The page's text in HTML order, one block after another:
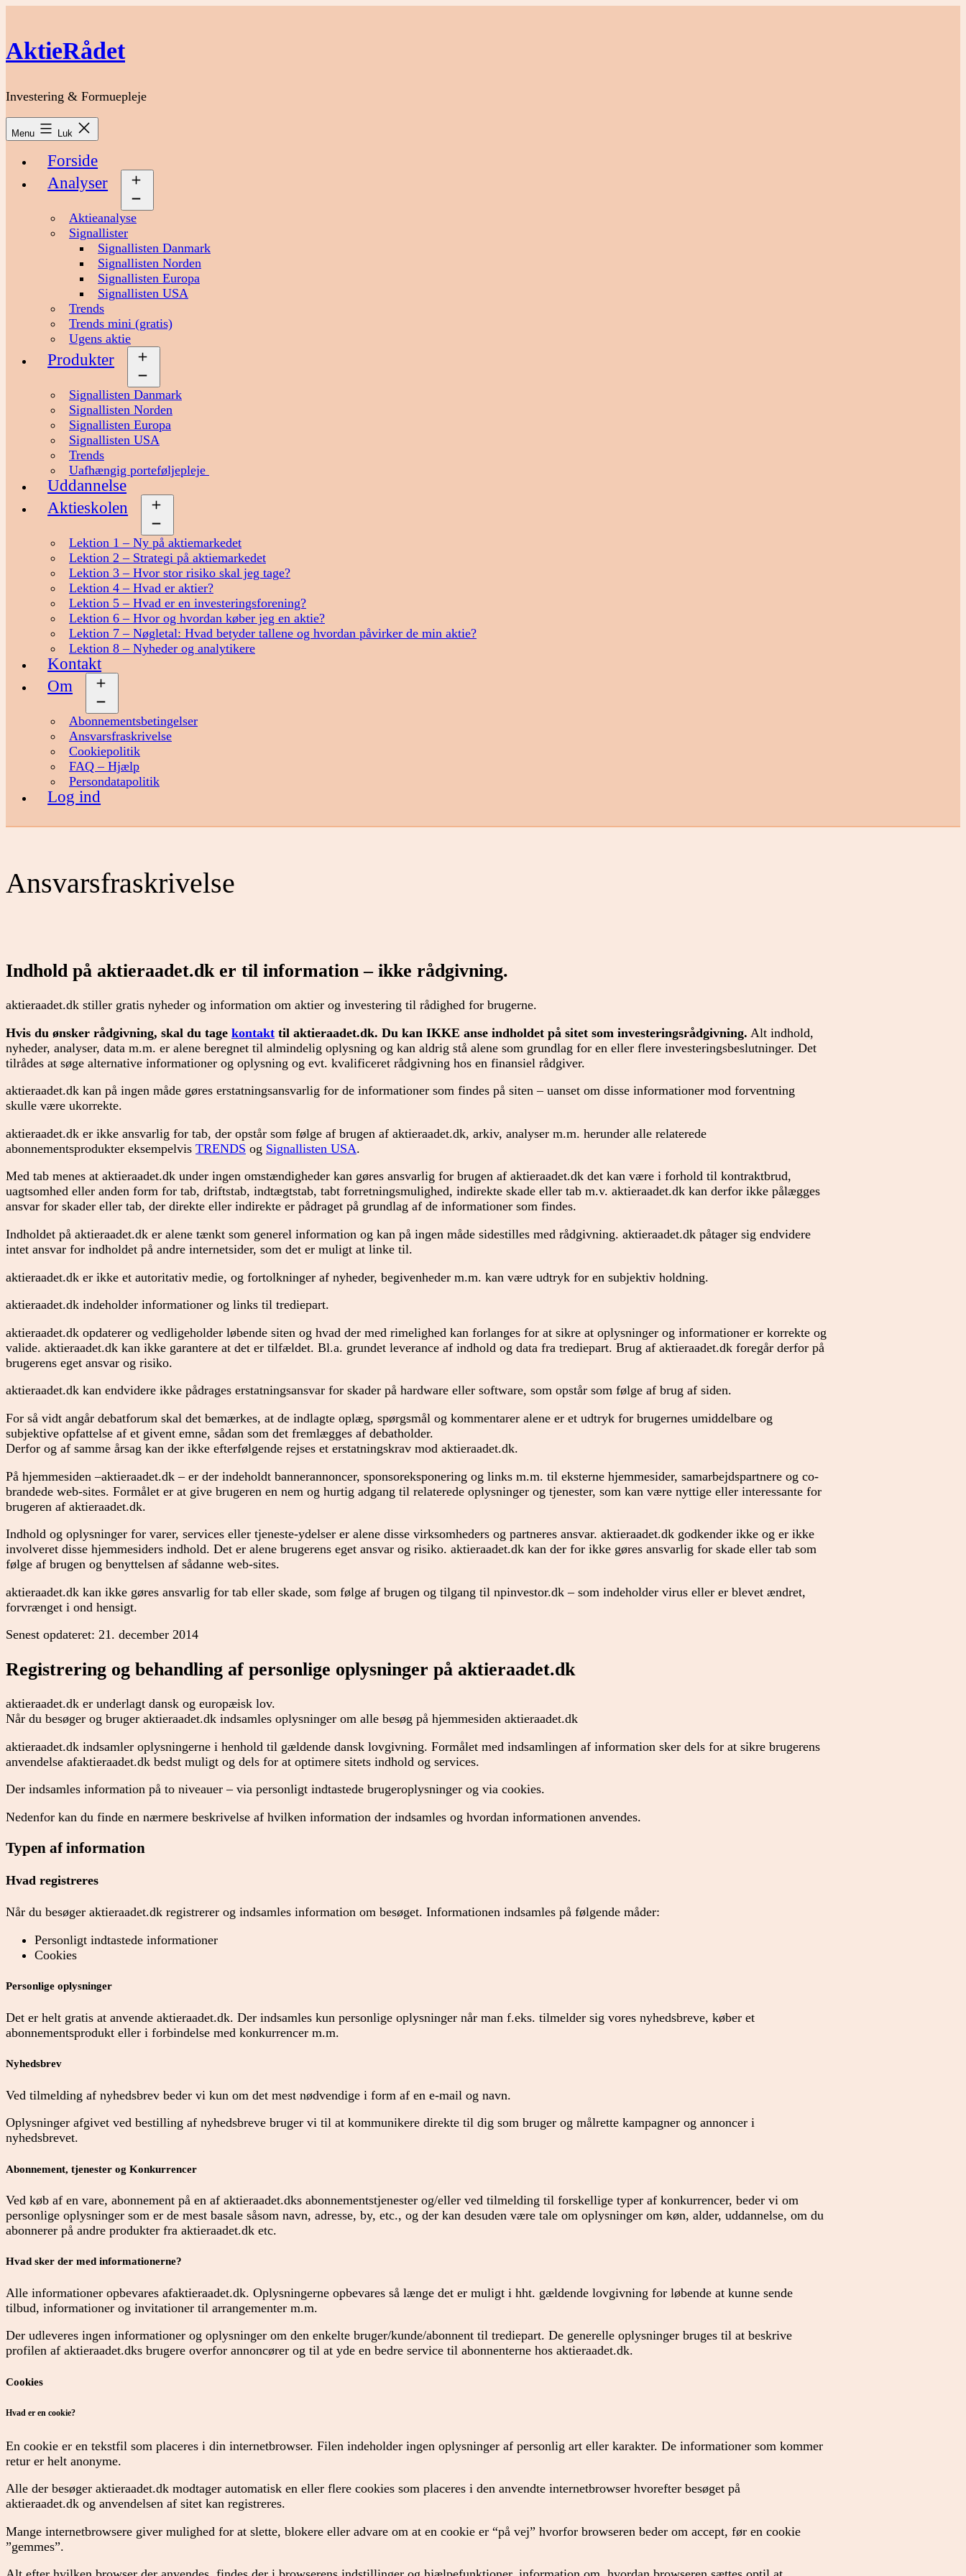
indhold
AktieRådet
Investering & Formuepleje
Menu Luk
Forside
Analyser
Aktieanalyse
Signallister
Signallisten Danmark
Signallisten Norden
Signallisten Europa
Signallisten USA
Trends
Trends mini (gratis)
Ugens aktie
Produkter
Signallisten Danmark
Signallisten Norden
Signallisten Europa
Signallisten USA
Trends
Uafhængig porteføljepleje
Uddannelse
Aktieskolen
Lektion 1 – Ny på aktiemarkedet
Lektion 2 – Strategi på aktiemarkedet
Lektion 3 – Hvor stor risiko skal jeg tage?
Lektion 4 – Hvad er aktier?
Lektion 5 – Hvad er en investeringsforening?
Lektion 6 – Hvor og hvordan køber jeg en aktie?
Lektion 7 – Nøgletal: Hvad betyder tallene og hvordan påvirker de min aktie?
Lektion 8 – Nyheder og analytikere
Kontakt
Om
Abonnementsbetingelser
Ansvarsfraskrivelse
Cookiepolitik
FAQ – Hjælp
Persondatapolitik
Log ind
Ansvarsfraskrivelse
Indhold på aktieraadet.dk er til information – ikke rådgivning.
aktieraadet.dk stiller gratis nyheder og information om aktier og investering til rådighed for brugerne.
Hvis du ønsker rådgivning, skal du tage kontakt til aktieraadet.dk. Du kan IKKE anse indholdet på sitet som investeringsrådgivning. Alt indhold,
nyheder, analyser, data m.m. er alene beregnet til almindelig oplysning og kan aldrig stå alene som grundlag for en eller flere investeringsbeslutninger. Det
tilrådes at søge alternative informationer og oplysning og evt. kvalificeret rådgivning hos en finansiel rådgiver.
aktieraadet.dk kan på ingen måde gøres erstatningsansvarlig for de informationer som findes på siten – uanset om disse informationer mod forventning
skulle være ukorrekte.
aktieraadet.dk er ikke ansvarlig for tab, der opstår som følge af brugen af aktieraadet.dk, arkiv, analyser m.m. herunder alle relaterede
abonnementsprodukter eksempelvis TRENDS og Signallisten USA.
Med tab menes at aktieraadet.dk under ingen omstændigheder kan gøres ansvarlig for brugen af aktieraadet.dk det kan være i forhold til kontraktbrud,
uagtsomhed eller anden form for tab, driftstab, indtægtstab, tabt forretningsmulighed, indirekte skade eller tab m.v. aktieraadet.dk kan derfor ikke pålægges
ansvar for skader eller tab, der direkte eller indirekte er pådraget på grundlag af de informationer som findes.
Indholdet på aktieraadet.dk er alene tænkt som generel information og kan på ingen måde sidestilles med rådgivning. aktieraadet.dk påtager sig endvidere
intet ansvar for indholdet på andre internetsider, som det er muligt at linke til.
aktieraadet.dk er ikke et autoritativ medie, og fortolkninger af nyheder, begivenheder m.m. kan være udtryk for en subjektiv holdning.
aktieraadet.dk indeholder informationer og links til trediepart.
aktieraadet.dk opdaterer og vedligeholder løbende siten og hvad der med rimelighed kan forlanges for at sikre at oplysninger og informationer er korrekte og
valide. aktieraadet.dk kan ikke garantere at det er tilfældet. Bl.a. grundet leverance af indhold og data fra trediepart. Brug af aktieraadet.dk foregår derfor på
brugerens eget ansvar og risiko.
aktieraadet.dk kan endvidere ikke pådrages erstatningsansvar for skader på hardware eller software, som opstår som følge af brug af siden.
For så vidt angår debatforum skal det bemærkes, at de indlagte oplæg, spørgsmål og kommentarer alene er et udtryk for brugernes umiddelbare og
subjektive opfattelse af et givent emne, sådan som det fremlægges af debatholder.
Derfor og af samme årsag kan der ikke efterfølgende rejses et erstatningskrav mod aktieraadet.dk.
På hjemmesiden –aktieraadet.dk – er der indeholdt bannerannoncer, sponsoreksponering og links m.m. til eksterne hjemmesider, samarbejdspartnere og co-
brandede web-sites. Formålet er at give brugeren en nem og hurtig adgang til relaterede oplysninger og tjenester, som kan være nyttige eller interessante for
brugeren af aktieraadet.dk.
Indhold og oplysninger for varer, services eller tjeneste-ydelser er alene disse virksomheders og partneres ansvar. aktieraadet.dk godkender ikke og er ikke
involveret disse hjemmesiders indhold. Det er alene brugerens eget ansvar og risiko. aktieraadet.dk kan der for ikke gøres ansvarlig for skade eller tab som
følge af brugen og benyttelsen af sådanne web-sites.
aktieraadet.dk kan ikke gøres ansvarlig for tab eller skade, som følge af brugen og tilgang til npinvestor.dk – som indeholder virus eller er blevet ændret,
forvrænget i ond hensigt.
Senest opdateret: 21. december 2014
Registrering og behandling af personlige oplysninger på aktieraadet.dk
aktieraadet.dk er underlagt dansk og europæisk lov.
Når du besøger og bruger aktieraadet.dk indsamles oplysninger om alle besøg på hjemmesiden aktieraadet.dk
aktieraadet.dk indsamler oplysningerne i henhold til gældende dansk lovgivning. Formålet med indsamlingen af information sker dels for at sikre brugerens
anvendelse afaktieraadet.dk bedst muligt og dels for at optimere sitets indhold og services.
Der indsamles information på to niveauer – via personligt indtastede brugeroplysninger og via cookies.
Nedenfor kan du finde en nærmere beskrivelse af hvilken information der indsamles og hvordan informationen anvendes.
Typen af information
Hvad registreres
Når du besøger aktieraadet.dk registrerer og indsamles information om besøget. Informationen indsamles på følgende måder:
Personligt indtastede informationer
Cookies
Personlige oplysninger
Det er helt gratis at anvende aktieraadet.dk. Der indsamles kun personlige oplysninger når man f.eks. tilmelder sig vores nyhedsbreve, køber et
abonnementsprodukt eller i forbindelse med konkurrencer m.m.
Nyhedsbrev
Ved tilmelding af nyhedsbrev beder vi kun om det mest nødvendige i form af en e-mail og navn.
Oplysninger afgivet ved bestilling af nyhedsbreve bruger vi til at kommunikere direkte til dig som bruger og målrette kampagner og annoncer i
nyhedsbrevet.
Abonnement, tjenester og Konkurrencer
Ved køb af en vare, abonnement på en af aktieraadet.dks abonnementstjenester og/eller ved tilmelding til forskellige typer af konkurrencer, beder vi om
personlige oplysninger som er de mest basale såsom navn, adresse, by, etc., og der kan desuden være tale om oplysninger om køn, alder, uddannelse, om du
abonnerer på andre produkter fra aktieraadet.dk etc.
Hvad sker der med informationerne?
Alle informationer opbevares afaktieraadet.dk. Oplysningerne opbevares så længe det er muligt i hht. gældende lovgivning for løbende at kunne sende
tilbud, informationer og invitationer til arrangementer m.m.
Der udleveres ingen informationer og oplysninger om den enkelte bruger/kunde/abonnent til trediepart. De generelle oplysninger bruges til at beskrive
profilen af aktieraadet.dks brugere overfor annoncører og til at yde en bedre service til abonnenterne hos aktieraadet.dk.
Cookies
Hvad er en cookie?
En cookie er en tekstfil som placeres i din internetbrowser. Filen indeholder ingen oplysninger af personlig art eller karakter. De informationer som kommer
retur er helt anonyme.
Alle der besøger aktieraadet.dk modtager automatisk en eller flere cookies som placeres i den anvendte internetbrowser hvorefter besøget på
aktieraadet.dk og anvendelsen af sitet kan registreres.
Mange internetbrowsere giver mulighed for at slette, blokere eller advare om at en cookie er “på vej” hvorfor browseren beder om accept, før en cookie
”gemmes”.